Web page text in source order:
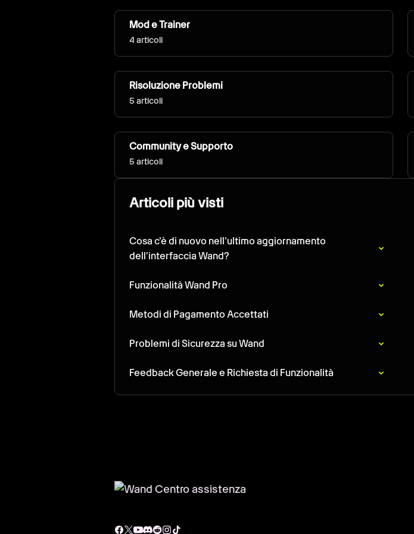
Mod e Trainer
4 articoli
Risoluzione Problemi
5 articoli
Community e Supporto
5 articoli
Articoli più visti
Cosa c'è di nuovo nell'ultimo aggiornamento
dell'interfaccia Wand?
Funzionalità Wand Pro
Metodi di Pagamento Accettati
Problemi di Sicurezza su Wand
Feedback Generale e Richiesta di Funzionalità